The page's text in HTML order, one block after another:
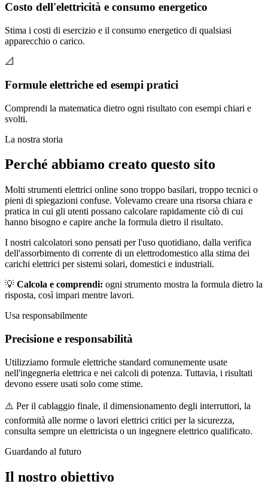
Costo dell'elettricità e consumo energetico
Stima i costi di esercizio e il consumo energetico di qualsiasi
apparecchio o carico.
📐
Formule elettriche ed esempi pratici
Comprendi la matematica dietro ogni risultato con esempi chiari e
svolti.
La nostra storia
Perché abbiamo creato questo sito
Molti strumenti elettrici online sono troppo basilari, troppo tecnici o
pieni di spiegazioni confuse. Volevamo creare una risorsa chiara e
pratica in cui gli utenti possano calcolare rapidamente ciò di cui
hanno bisogno e capire anche la formula dietro il risultato.
I nostri calcolatori sono pensati per l'uso quotidiano, dalla verifica
dell'assorbimento di corrente di un elettrodomestico alla stima dei
carichi elettrici per sistemi solari, domestici e industriali.
💡 Calcola e comprendi: ogni strumento mostra la formula dietro la
risposta, così impari mentre lavori.
Usa responsabilmente
Precisione e responsabilità
Utilizziamo formule elettriche standard comunemente usate
nell'ingegneria elettrica e nei calcoli di potenza. Tuttavia, i risultati
devono essere usati solo come stime.
⚠️ Per il cablaggio finale, il dimensionamento degli interruttori, la
conformità alle norme o lavori elettrici critici per la sicurezza,
consulta sempre un elettricista o un ingegnere elettrico qualificato.
Guardando al futuro
Il nostro obiettivo